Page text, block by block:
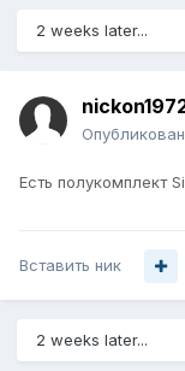
2 weeks later...
Есть полукомплект
Вставить ник
2 weeks later...